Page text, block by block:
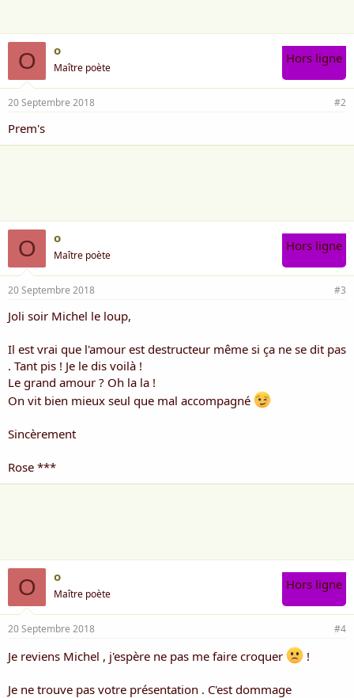
O o
Maître poète
Hors ligne
20 Septembre 2018 #2
Prem's
O o
Maître poète
Hors ligne
20 Septembre 2018 #3
Joli soir Michel le loup,
Il est vrai que l'amour est destructeur même si ça ne se dit pas
. Tant pis ! Je le dis voilà !
Le grand amour ? Oh la la !
On vit bien mieux seul que mal accompagné
Sincèrement
Rose ***
O o
Maître poète
Hors ligne
20 Septembre 2018 #4
Je reviens Michel , j'espère ne pas me faire croquer !
Je ne trouve pas votre présentation . C'est dommage